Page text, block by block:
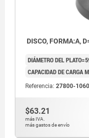
DISCO, FORMA:A,
DIÁMETRO DEL
CAPACIDAD DE CARGA
Referencia: 27800-1060
$63.21
más IVA.
más gastos de envío